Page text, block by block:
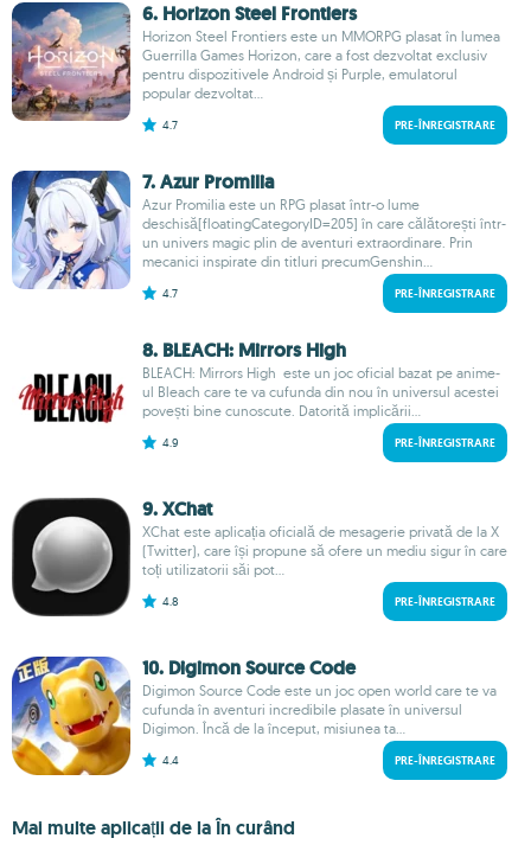
6. Horizon Steel Frontiers
Horizon Steel Frontiers este un MMORPG plasat în lumea
Guerrilla Games Horizon, care a fost dezvoltat exclusiv
pentru dispozitivele Android și Purple, emulatorul
popular dezvoltat...
4.7 PRE-ÎNREGISTRARE
7. Azur Promilia
Azur Promilia este un RPG plasat într-o lume
deschisă[floatingCategoryID=205] în care călătorești într-
un univers magic plin de aventuri extraordinare. Prin
mecanici inspirate din titluri precumGenshin...
4.7 PRE-ÎNREGISTRARE
8. BLEACH: Mirrors High
BLEACH: Mirrors High este un joc oficial bazat pe anime-
ul Bleach care te va cufunda din nou în universul acestei
povești bine cunoscute. Datorită implicării...
4.9 PRE-ÎNREGISTRARE
9. XChat
XChat este aplicația oficială de mesagerie privată de la X
(Twitter), care își propune să ofere un mediu sigur în care
toți utilizatorii săi pot...
4.8 PRE-ÎNREGISTRARE
10. Digimon Source Code
Digimon Source Code este un joc open world care te va
cufunda în aventuri incredibile plasate în universul
Digimon. Încă de la început, misiunea ta...
4.4 PRE-ÎNREGISTRARE
Mai multe aplicații de la În curând